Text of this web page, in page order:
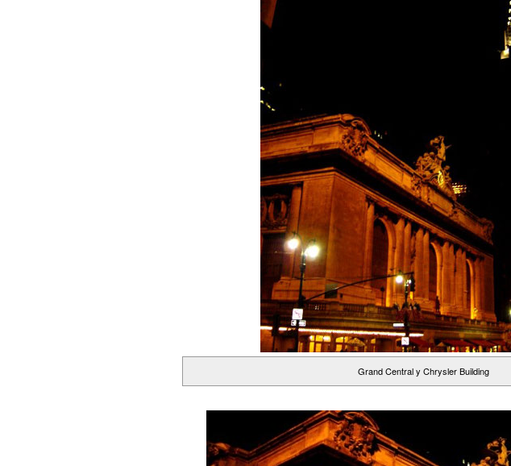
Grand Central y Chrysler Building